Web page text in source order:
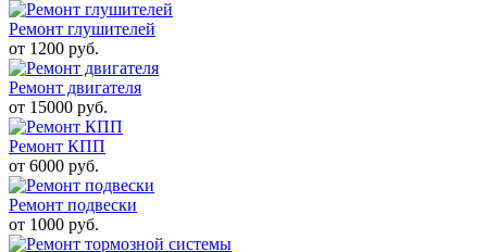
Ремонт глушителей
от 1200 руб.
Ремонт двигателя
от 15000 руб.
Ремонт КПП
от 6000 руб.
Ремонт подвески
от 1000 руб.